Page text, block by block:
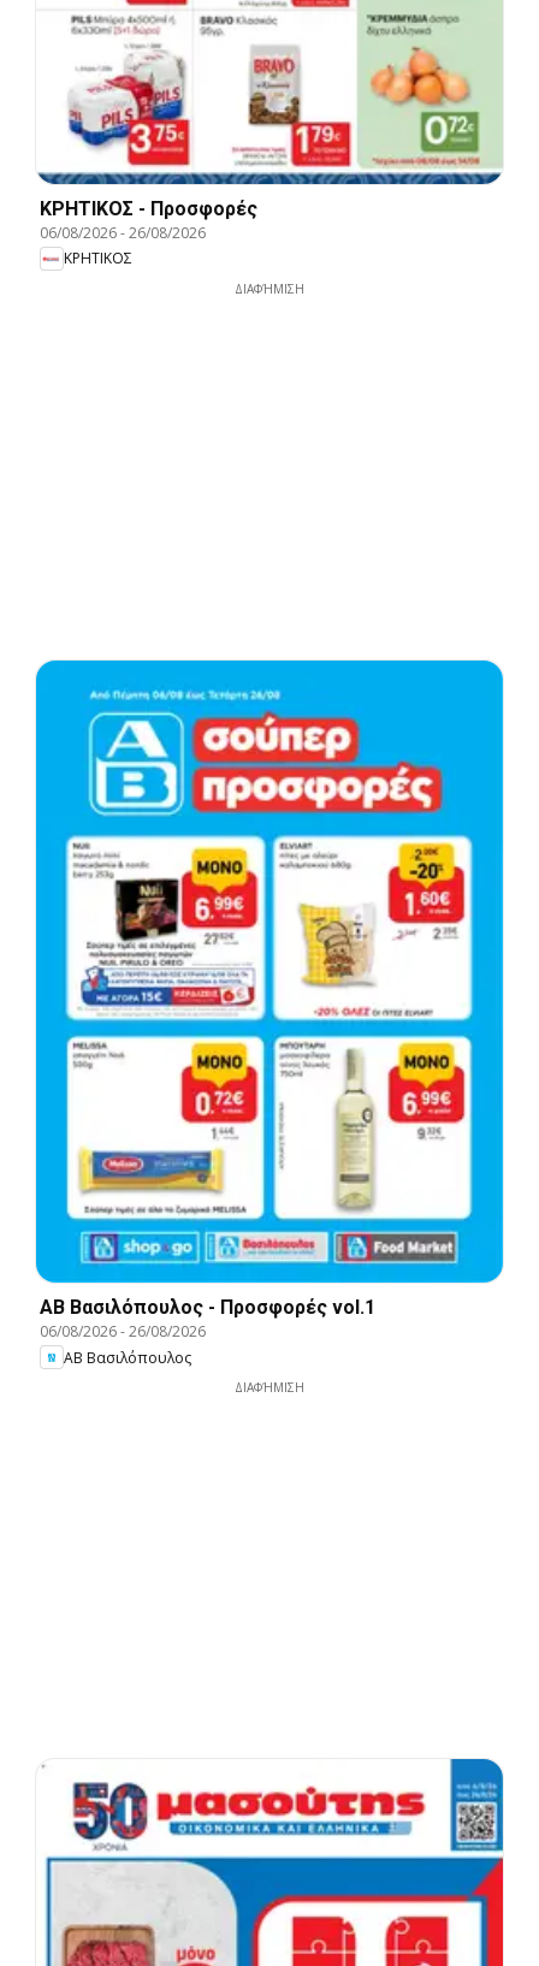
ΚΡΗΤΙΚΟΣ - Προσφορές
06/08/2026-26/08/2026
ΚΡΗΤΙΚΟΣ
ΔΙΑΦΉΜΙΣΗ
ΑΒ Βασιλόπουλος - Προσφορές vol.1
06/08/2026-26/08/2026
ΑΒ Βασιλόπουλος
ΔΙΑΦΉΜΙΣΗ